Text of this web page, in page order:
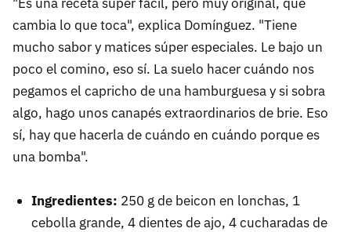
cambia lo que toca", explica Domínguez. "Tiene
mucho sabor y matices súper especiales. Le bajo un
poco el comino, eso sí. La suelo hacer cuándo nos
pegamos el capricho de una hamburguesa y si sobra
algo, hago unos canapés extraordinarios de brie. Eso
sí, hay que hacerla de cuándo en cuándo porque es
una bomba".
Ingredientes: 250 g de beicon en lonchas, 1
cebolla grande, 4 dientes de ajo, 4 cucharadas de